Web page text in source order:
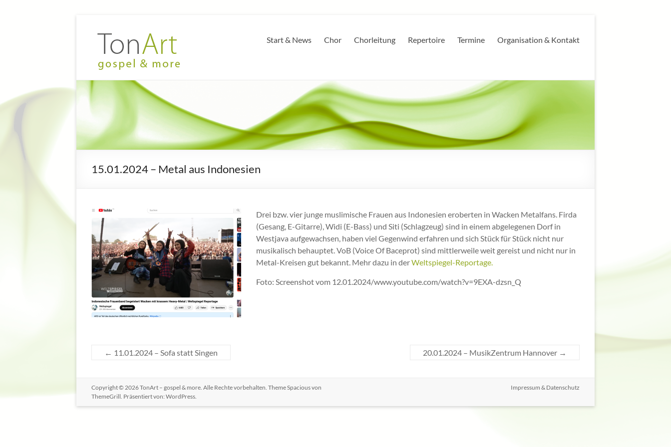
TonArt
gospel
&
more
Mein Chor
Hannover-
Linden
Start & News Chor Chorleitung Repertoire Termine Organisation & Kontakt
15.01.2024 – Metal aus Indonesien
Drei bzw. vier junge muslimische Frauen aus Indonesien eroberten in Wacken Metalfans. Firda
(Gesang, E-Gitarre), Widi (E-Bass) und Siti (Schlagzeug) sind in einem abgelegenen Dorf in
Westjava aufgewachsen, haben viel Gegenwind erfahren und sich Stück für Stück nicht nur
musikalisch behauptet. VoB (Voice Of Baceprot) sind mittlerweile weit gereist und nicht nur in
Metal-Kreisen gut bekannt. Mehr dazu in derWeltspiegel-Reportage.
Foto: Screenshot vom 12.01.2024/www.youtube.com/watch?v=9EXA-dzsn_Q
← 11.01.2024 – Sofa statt Singen 20.01.2024 – MusikZentrum Hannover →
Copyright © 2026TonArt – gospel & more. Alle Rechte vorbehalten. ThemeSpaciousvon
ThemeGrill. Präsentiert von: WordPress.
Impressum & Datenschutz